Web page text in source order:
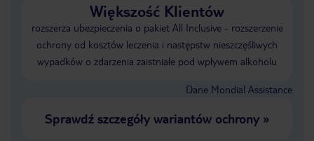
Większość Klientów
rozszerza ubezpieczenia o pakiet All Inclusive - rozszerzenie
ochrony od kosztów leczenia i następstw nieszczęśliwych
wypadków o zdarzenia zaistniałe pod wpływem alkoholu
Dane Mondial Assistance
Sprawdź szczegóły wariantów ochrony»